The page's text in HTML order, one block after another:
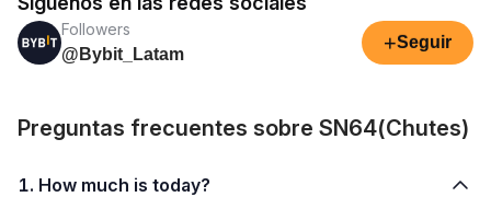
Followers
@Bybit_Latam
+Seguir
Preguntas frecuentes sobre SN64(Chutes)
1. How much is today?